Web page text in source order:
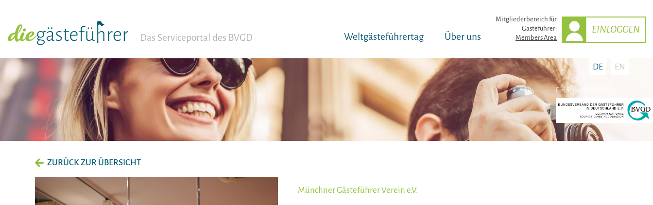
Das Serviceportal des BVGD Weltgäst­eführertag Über uns
Mitglieder­bereich für
Gästeführer:
Members Area
EINLOGGEN
Ein Service des BVGD
DE EN
ZURÜCK ZUR ÜBERSICHT
Münchner Gästeführer Verein e.V.